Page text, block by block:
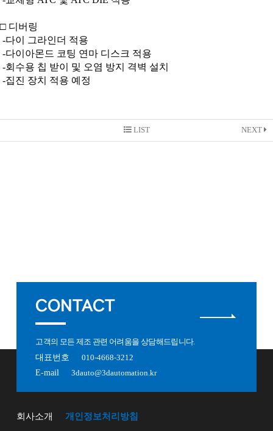
□ 디버링
-다이 그라인더 적용
-다이아몬드 코팅 연마 디스크 적용
-회수용 칩 받이 및 오염 방지 격벽 설치
-집진 장치 적용 예정
NEXT
LIST
CONTACT
고객의 모든 제조 관련 어려움을 상담해드립니다.
대표번호 010-4668-3212
E-mail 3dauto@3dautomation.kr
회사소개 개인정보처리방침